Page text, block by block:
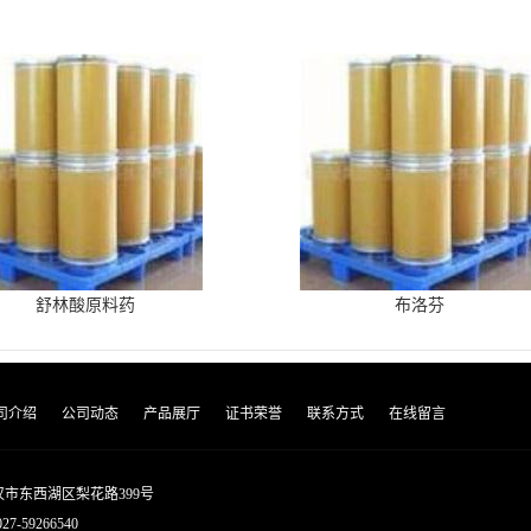
舒林酸原料药 布洛芬
介绍 公司动态 产品展厅 证书荣誉 联系方式 在线留言
市东西湖区梨花路399号
59266540